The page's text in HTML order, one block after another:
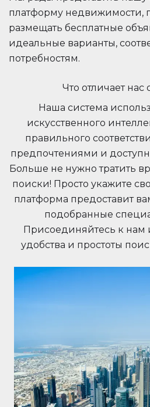
платформу недвижимости,
размещать бесплатные
идеальные варианты,
потребностям.
Что отличает нас
Наша система
искусственного
правильного
предпочтениями и
Больше не нужно тратить
поиски! Просто укажите
платформа предоставит
подобранные
Присоединяйтесь к нам
удобства и простоты